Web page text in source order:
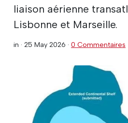
liaison aérienne
Lisbonne et Marseille.
in · 25 May 2026 · 0 Commentaires